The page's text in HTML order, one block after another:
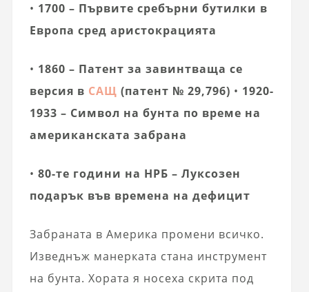
• 1700 – Първите сребърни бутилки в
Европа сред аристокрацията
• 1860 – Патент за завинтваща се
версия в САЩ (патент № 29,796) • 1920-
1933 – Символ на бунта по време на
американската забрана
• 80-те години на НРБ – Луксозен
подарък във времена на дефицит
Забраната в Америка промени всичко.
Изведнъж манерката стана инструмент
на бунта. Хората я носеха скрита под